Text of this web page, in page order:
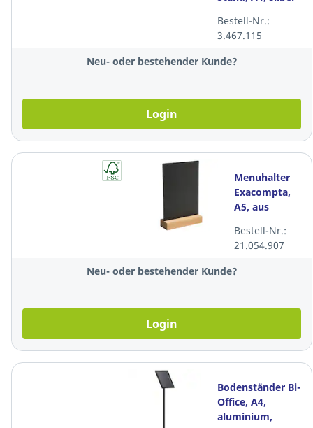
Bestell-Nr.:
3.467.115
Neu- oder bestehender Kunde?
Login
Menuhalter
Exacompta,
A5, aus
Holzboden
Bestell-Nr.:
21.054.907
Neu- oder bestehender Kunde?
Login
Bodenständer Bi-
Office, A4,
aluminium,